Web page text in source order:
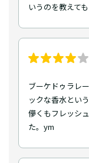
いうのを教えて
ブーケドゥラレ
ックな香水とい
儚くもフレッシ
た。ym